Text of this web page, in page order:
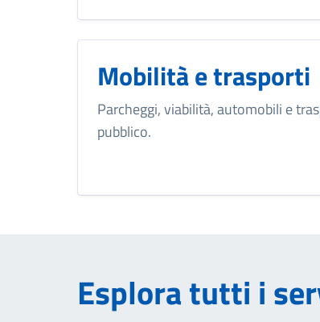
Mobilità e trasporti
Parcheggi, viabilità, automobili e
pubblico.
Esplora tutti i